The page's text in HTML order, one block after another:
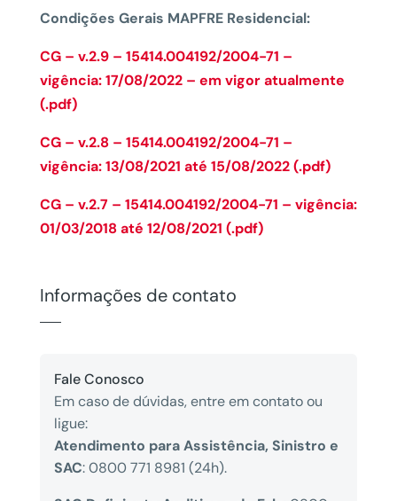
Condições Gerais MAPFRE Residencial:
CG – v.2.9 – 15414.004192/2004-71 –
vigência: 17/08/2022 – em vigor atualmente
(.pdf)
CG – v.2.8 – 15414.004192/2004-71 –
vigência: 13/08/2021 até 15/08/2022 (.pdf)
CG – v.2.7 – 15414.004192/2004-71 – vigência:
01/03/2018 até 12/08/2021 (.pdf)
Informações de contato
Fale Conosco
Em caso de dúvidas, entre em contato ou
ligue:
Atendimento para Assistência, Sinistro e
SAC: 0800 771 8981 (24h).